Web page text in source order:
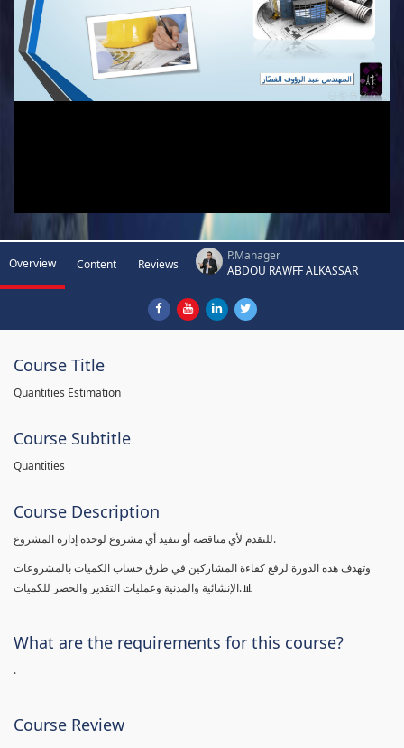
Overview Content Reviews
P.Manager
ABDOU RAWFF ALKASSAR
Course Title
Quantities Estimation
Course Subtitle
Quantities
Course Description
للتقدم لأي مناقصة أو تنفيذ أي مشروع لوحدة إدارة المشروع.
وتهدف هذه الدورة لرفع كفاءة المشاركين في طرق حساب الكميات بالمشروعات
الإنشائية والمدنية وعمليات التقدير والحصر للكميات.📊
What are the requirements for this course?
.
Course Review